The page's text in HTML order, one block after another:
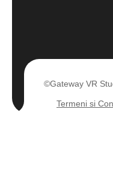
©Gateway VR
Termeni si